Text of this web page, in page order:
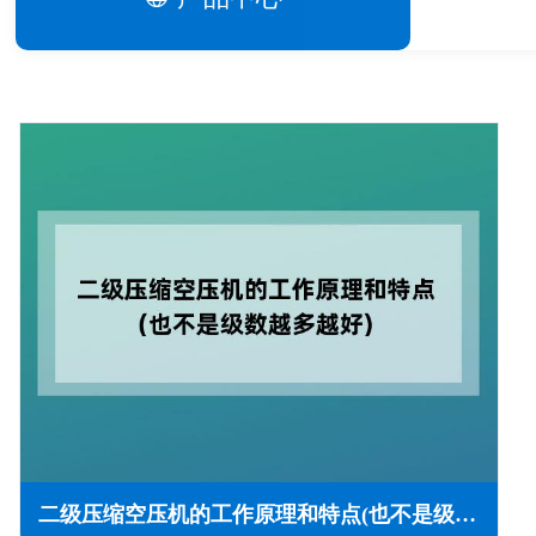
二级压缩空压机的工作原理和特点(也不是级数越多越好)